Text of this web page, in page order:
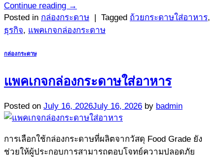
Continue reading →
Posted in กล่องกระดาษ | Tagged ถ้วยกระดาษใส่อาหาร,
ธุรกิจ, แพคเกจกล่องกระดาษ
กล่องกระดาษ
แพคเกจกล่องกระดาษใส่อาหาร
Posted on July 16, 2026July 16, 2026 by badmin
การเลือกใช้กล่องกระดาษที่ผลิตจากวัสดุ Food Grade ยัง
ช่วยให้ผู้ประกอบการสามารถตอบโจทย์ความปลอดภัย